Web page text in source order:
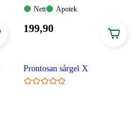
Nett:
Nett
Apotek:
Apotek
Pris:
199,90
Prontosan sårgel X